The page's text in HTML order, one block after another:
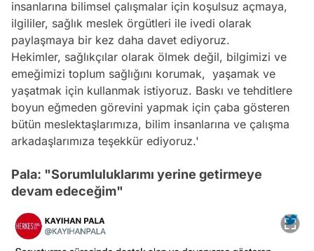
insanlarına bilimsel çalışmalar için koşulsuz açmaya,
ilgililer, sağlık meslek örgütleri ile ivedi olarak
paylaşmaya bir kez daha davet ediyoruz.
Hekimler, sağlıkçılar olarak ölmek değil, bilgimizi ve
emeğimizi toplum sağlığını korumak, yaşamak ve
yaşatmak için kullanmak istiyoruz. Baskı ve tehditlere
boyun eğmeden görevini yapmak için çaba gösteren
bütün meslektaşlarımıza, bilim insanlarına ve çalışma
arkadaşlarımıza teşekkür ediyoruz.'
Pala: "Sorumluluklarımı yerine getirmeye
devam edeceğim"